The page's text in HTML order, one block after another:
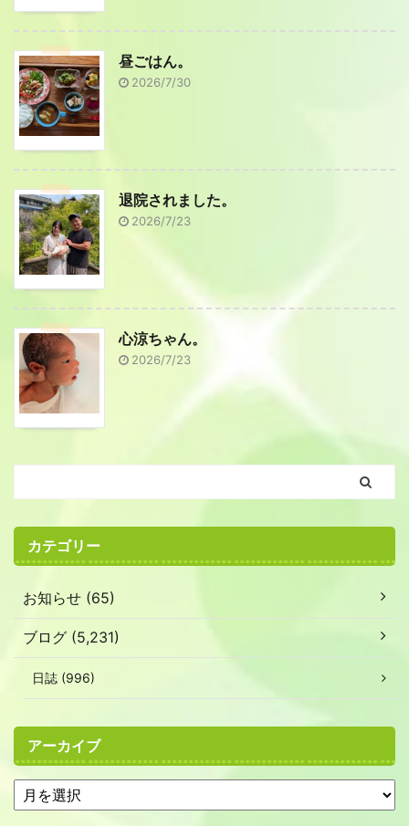
昼ごはん。
2026/7/30
退院されました。
2026/7/23
心涼ちゃん。
2026/7/23
カテゴリー
お知らせ (65)
ブログ (5,231)
日誌 (996)
アーカイブ